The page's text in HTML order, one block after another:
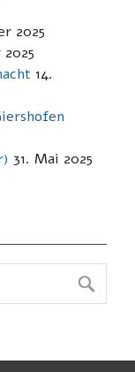
2025
14.
31. Mai 2025